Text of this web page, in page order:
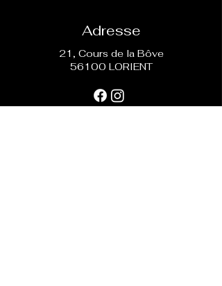
Adresse
21, Cours de la Bôve
56100 LORIENT